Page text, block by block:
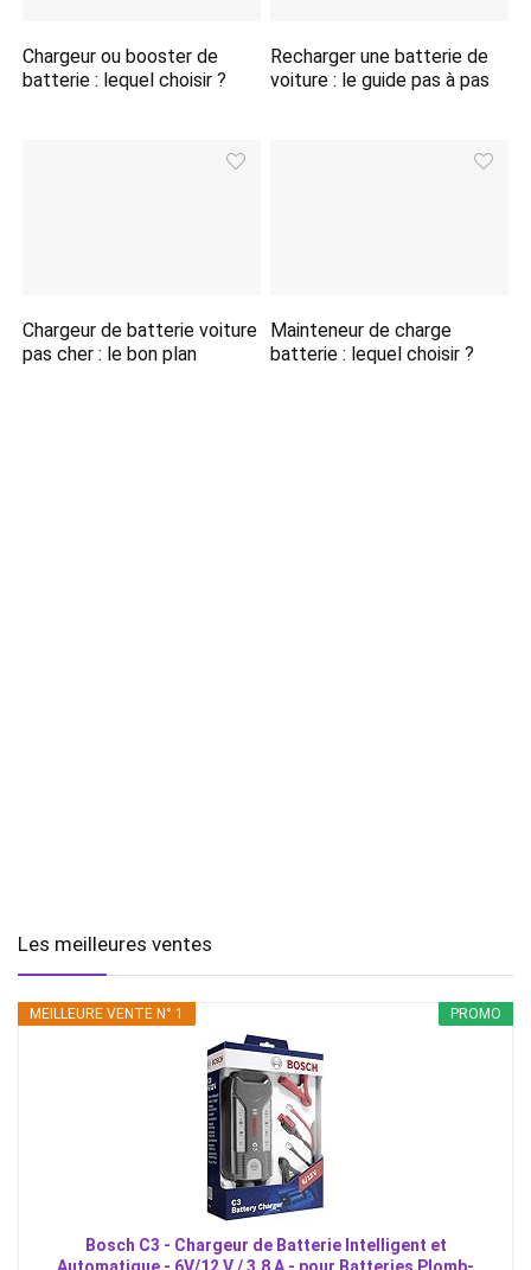
Chargeur ou booster de
batterie : lequel choisir ?
Recharger une batterie de
voiture : le guide pas à pas
Chargeur de batterie voiture
pas cher : le bon plan
Mainteneur de charge
batterie : lequel choisir ?
Les meilleures ventes
PROMO
MEILLEURE VENTE N° 1
Bosch C3 - Chargeur de Batterie Intelligent et
Automatique - 6V/12 V / 3.8 A - pour Batteries Plomb-